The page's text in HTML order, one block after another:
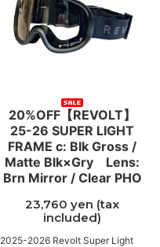
20%OFF【REVOLT】
25-26 SUPER LIGHT
FRAME c: Blk Gross /
Matte Blk×Gry Lens:
Brn Mirror / Clear PHO
23,760 yen (tax
included)
2025-2026 Revolt Super Light